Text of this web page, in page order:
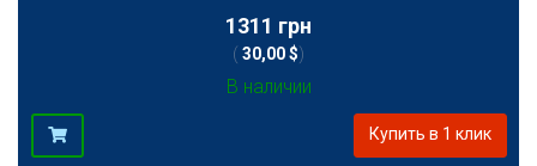
1311 грн
( 30,00 $)
В наличии
Купить в 1 клик